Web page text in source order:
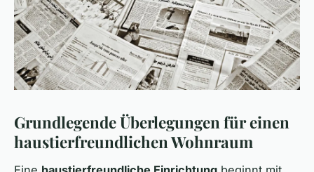
Grundlegende Überlegungen für einen
haustierfreundlichen Wohnraum